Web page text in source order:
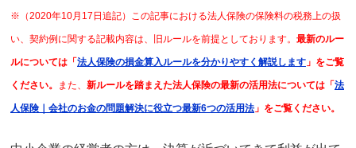
※（2020年10月17日追記）この記事における法人保険の保険料の税務上の扱
い、契約例に関する記載内容は、旧ルールを前提としております。 最新のルー
ルについては「 法人保険の損金算入ルールを分かりやすく解説します 」をご覧
ください。 また、 新ルールを踏まえた法人保険の最新の活用法については「 法
人保険｜会社のお金の問題解決に役立つ最新6つの活用法 」をご覧ください。